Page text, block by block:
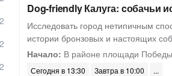
Dog-friendly Калуга: cобачьи
Исследовать город нетипичным
истории бронзовых и настоящих
Начало: В районе площади Победы
Сегодня в 13:30
Завтра в 10:00